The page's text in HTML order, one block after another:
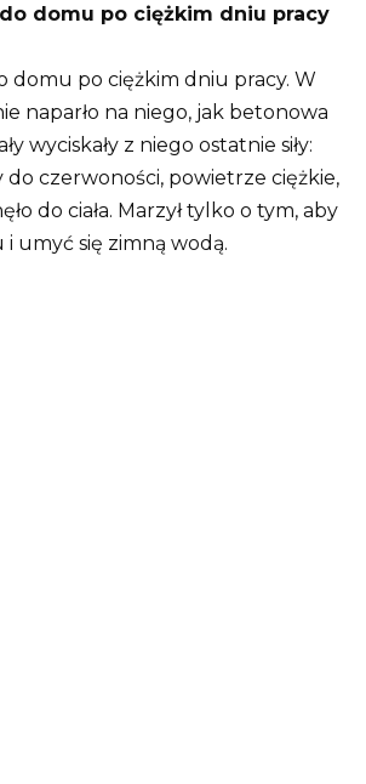
do domu po ciężkim dniu pracy
domu po ciężkim dniu pracy. W
naparło na niego, jak betonowa
wyciskały z niego ostatnie siły:
czerwoności, powietrze ciężkie,
do ciała. Marzył tylko o tym, aby
umyć się zimną wodą.